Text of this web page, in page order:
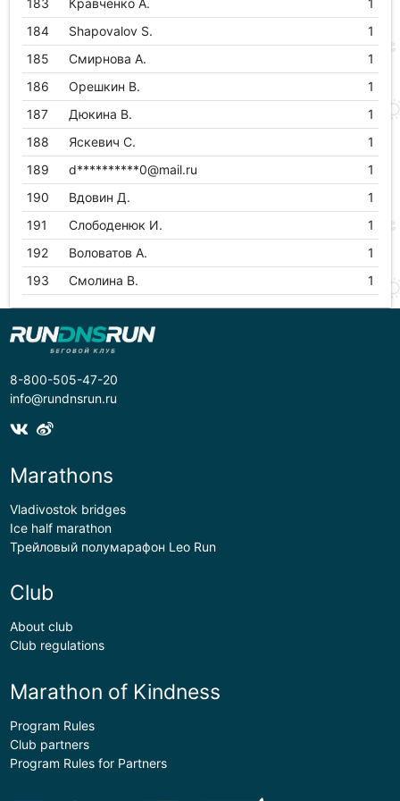
183 Кравченко А.
1
184
Shapovalov S.
1
185
Смирнова А.
1
186
Орешкин В.
1
187
Дюкина В.
1
188
Яскевич С.
1
189
d**********0@mail.ru
1
190
Вдовин Д.
1
191
Слободенюк И.
1
192
Воловатов А.
1
193
Смолина В. 1
8-800-505-47-20
info@rundnsrun.ru
Marathons
Vladivostok bridges
Ice half marathon
Трейловый полумарафон Leo Run
Club
About club
Club regulations
Marathon of Kindness
Program Rules
Club partners
Program Rules for Partners